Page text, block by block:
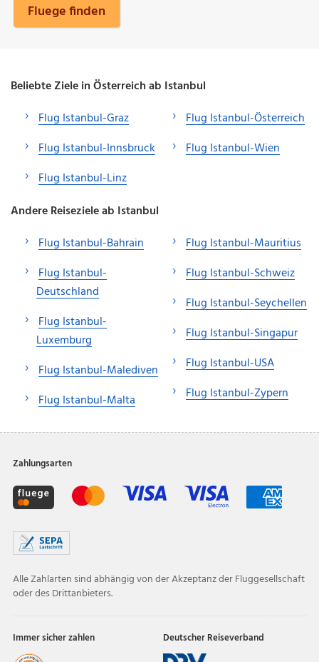
Fluege finden
Beliebte Ziele in Österreich ab Istanbul
Flug Istanbul-Graz
Flug Istanbul-Innsbruck
Flug Istanbul-Linz
Flug Istanbul-Österreich
Flug Istanbul-Wien
Andere Reiseziele ab Istanbul
Flug Istanbul-Bahrain
Flug Istanbul-
Deutschland
Flug Istanbul-
Luxemburg
Flug Istanbul-Malediven
Flug Istanbul-Malta
Flug Istanbul-Mauritius
Flug Istanbul-Schweiz
Flug Istanbul-Seychellen
Flug Istanbul-Singapur
Flug Istanbul-USA
Flug Istanbul-Zypern